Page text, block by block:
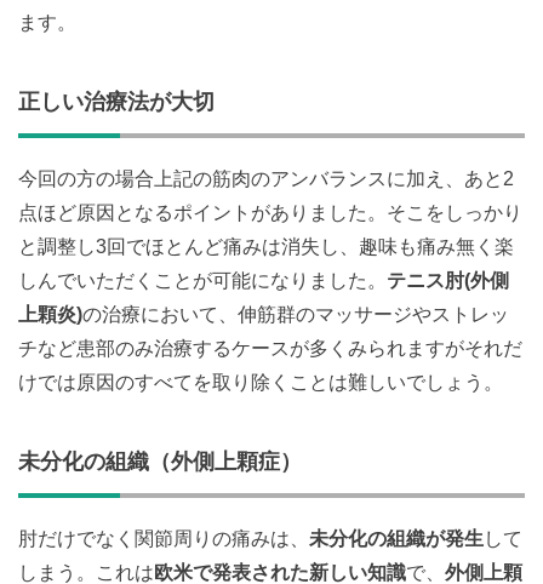
ます。
正しい治療法が大切
今回の方の場合上記の筋肉のアンバランスに加え、あと2
点ほど原因となるポイントがありました。そこをしっかり
と調整し3回でほとんど痛みは消失し、趣味も痛み無く楽
しんでいただくことが可能になりました。 テニス肘(外側
上顆炎)の治療において、伸筋群のマッサージやストレッ
チなど患部のみ治療するケースが多くみられますがそれだ
けでは原因のすべてを取り除くことは難しいでしょう。
未分化の組織（外側上顆症）
肘だけでなく関節周りの痛みは、 未分化の組織が発生 して
しまう。これは欧米で発表された新しい知識で、 外側上顆